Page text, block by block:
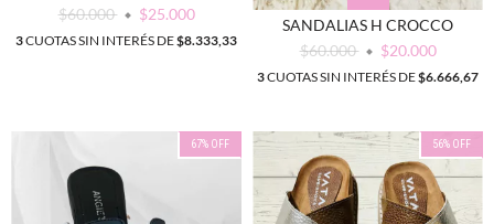
$60.000
$25.000
3CUOTAS SIN INTERÉS DE$8.333,33
SANDALIAS H CROCCO
$60.000
$20.000
3CUOTAS SIN INTERÉS DE$6.666,67
67% OFF 56% OFF